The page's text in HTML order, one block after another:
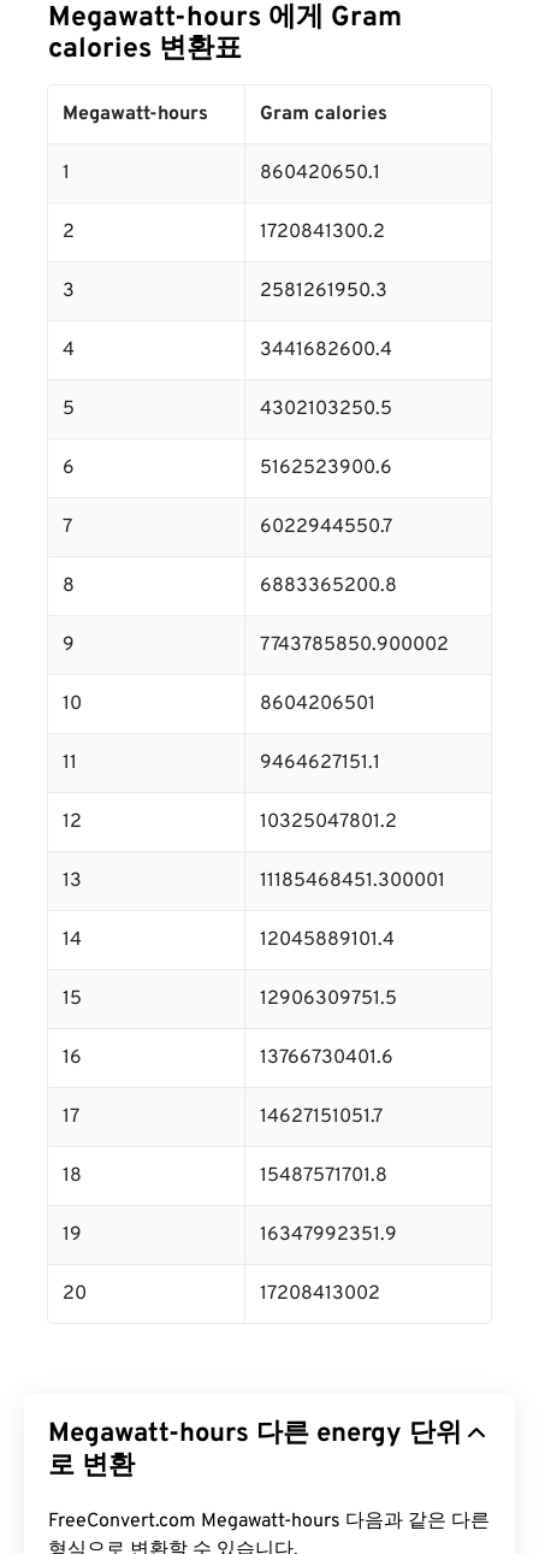
Megawatt-hours 에게 Gram
calories 변환표
Megawatt-hours Gram calories
1 860420650.1
2 1720841300.2
3 2581261950.3
4 3441682600.4
5 4302103250.5
6 5162523900.6
7 6022944550.7
8 6883365200.8
9 7743785850.900002
10 8604206501
11 9464627151.1
12 10325047801.2
13 11185468451.300001
14 12045889101.4
15 12906309751.5
16 13766730401.6
17 14627151051.7
18 15487571701.8
19 16347992351.9
20 17208413002
Megawatt-hours 다른 energy 단위
로 변환
FreeConvert.com Megawatt-hours 다음과 같은 다른